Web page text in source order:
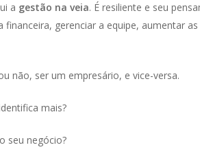
a gestão na veia. É resiliente e seu
financeira, gerenciar a equipe, aumentar
não, ser um empresário, e vice-versa.
mais?
seu negócio?